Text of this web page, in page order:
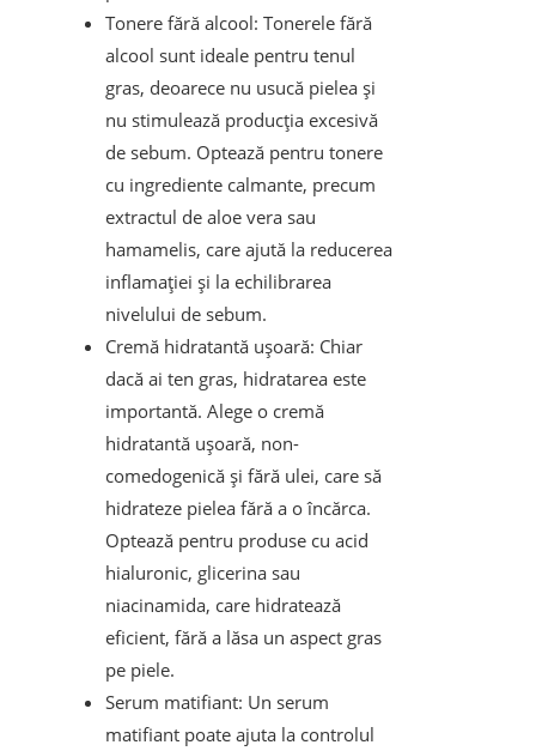
Tonere fără alcool: Tonerele fără
alcool sunt ideale pentru tenul
gras, deoarece nu usucă pielea și
nu stimulează producția excesivă
de sebum. Optează pentru tonere
cu ingrediente calmante, precum
extractul de aloe vera sau
hamamelis, care ajută la reducerea
inflamației și la echilibrarea
nivelului de sebum.
Cremă hidratantă ușoară: Chiar
dacă ai ten gras, hidratarea este
importantă. Alege o cremă
hidratantă ușoară, non-
comedogenică și fără ulei, care să
hidrateze pielea fără a o încărca.
Optează pentru produse cu acid
hialuronic, glicerina sau
niacinamida, care hidratează
eficient, fără a lăsa un aspect gras
pe piele.
Serum matifiant: Un serum
matifiant poate ajuta la controlul